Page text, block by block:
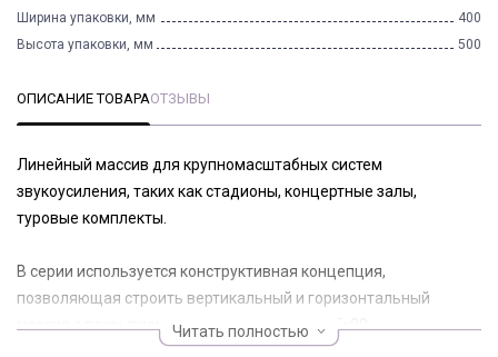
Ширина упаковки, мм
400
Высота упаковки, мм
500
ОПИСАНИЕ ТОВАРАОТЗЫВЫ
Линейный массив для крупномасштабных систем
звукоусиления, таких как стадионы, концертные залы,
туровые комплекты.
В серии используется конструктивная концепция,
позволяющая строить вертикальный и горизонтальный
массив с покрытием каждого элемента 22,5×90,
Читать полностью